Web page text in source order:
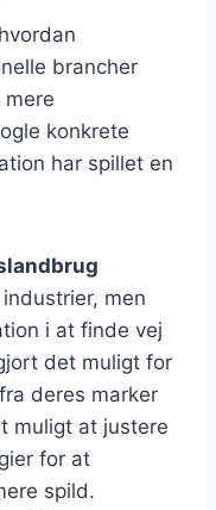
brancher
konkrete
har spillet en
men
i at finde vej
det muligt for
deres marker
muligt at justere
for at
spild.